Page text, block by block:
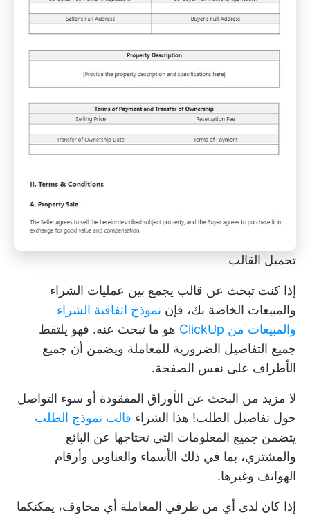
تحميل القالب
إذا كنت تبحث عن قالب يجمع بين عمليات الشراء
والمبيعات الخاصة بك، فإن نموذج اتفاقية الشراء
والمبيعات من ClickUp
هو ما تبحث عنه. فهو يلتقط
جميع التفاصيل الضرورية للمعاملة ويضمن أن جميع
الأطراف على نفس الصفحة.
لا مزيد من البحث عن الأوراق المفقودة أو سوء التواصل
حول تفاصيل الطلب! هذا الشراء قالب نموذج الطلب
يتضمن جميع المعلومات التي تحتاجها عن البائع
والمشتري، بما في ذلك الأسماء والعناوين وأرقام
الهواتف وغيرها.
إذا كان لدى أي من طرفي المعاملة أي مخاوف، يمكنكما